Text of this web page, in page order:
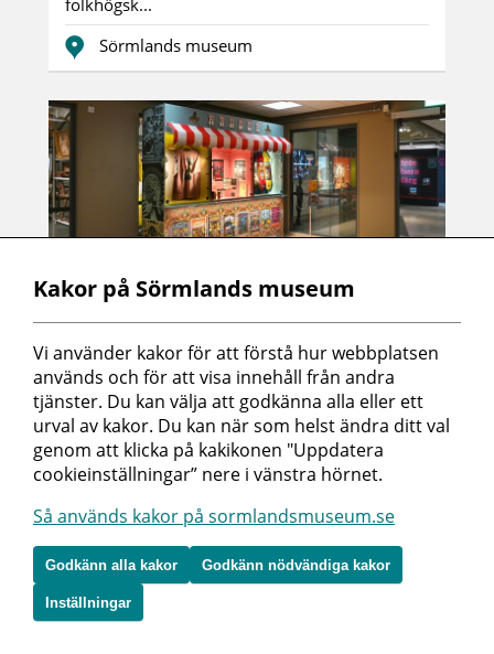
Sörmlands museum
26 apr 2025 - 14 jun 2025
Mander. Teckning, posters och
grafik
I Manderkiosken visas ett urval av Manders
illustrationer, bland annat i form av affischer,
skate...
Sörmlands museum i länet
Kakor på Sörmlands museum
Vi använder kakor för att förstå hur webbplatsen
används och för att visa innehåll från andra
tjänster. Du kan välja att godkänna alla eller ett
urval av kakor. Du kan när som helst ändra ditt val
genom att klicka på kakikonen "Uppdatera
cookieinställningar” nere i vänstra hörnet.
Så används kakor på sormlandsmuseum.se
Godkänn alla kakor Godkänn nödvändiga kakor
Inställningar